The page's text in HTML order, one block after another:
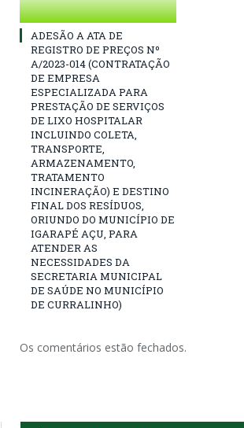
ADESÃO A ATA DE
REGISTRO DE PREÇOS Nº
A/2023-014 (CONTRATAÇÃO
DE EMPRESA
ESPECIALIZADA PARA
PRESTAÇÃO DE SERVIÇOS
DE LIXO HOSPITALAR
INCLUINDO COLETA,
TRANSPORTE,
ARMAZENAMENTO,
TRATAMENTO
INCINERAÇÃO) E DESTINO
FINAL DOS RESÍDUOS,
ORIUNDO DO MUNICÍPIO DE
IGARAPÉ AÇU, PARA
ATENDER AS
NECESSIDADES DA
SECRETARIA MUNICIPAL
DE SAÚDE NO MUNICÍPIO
DE CURRALINHO)
Os comentários estão fechados.